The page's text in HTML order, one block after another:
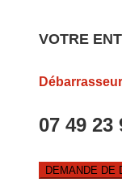
VOTRE
07 49 23
DEMANDE DE